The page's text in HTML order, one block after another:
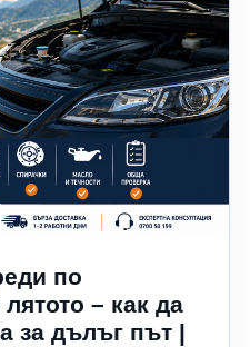
по
– как да
за дълъг път |